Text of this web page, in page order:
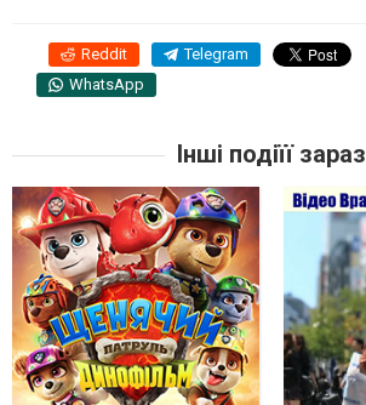
Reddit Telegram
WhatsApp
Інші подіїї зараз